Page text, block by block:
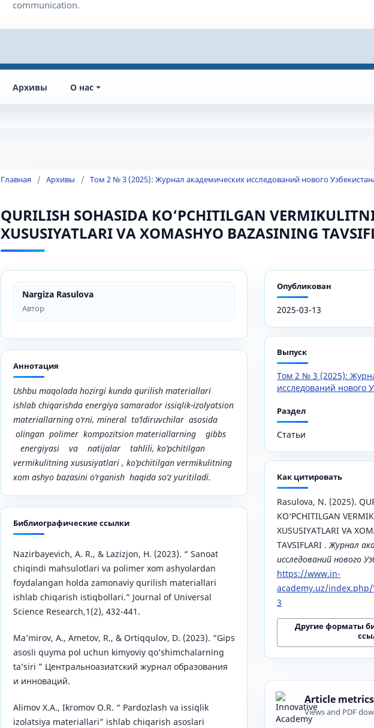
Архивы О нас
Главная / Архивы / Том 2 № 3 (2025): Журнал академических исследований нового
QURILISH SOHASIDA KO‘PCHITILGAN
XUSUSIYATLARI VA XOMASHYO BAZASINING
Nargiza Rasulova
Автор
Аннотация
Ushbu maqolada hozirgi kunda qurilish materiallari
ishlab chiqarishda energiya samarador issiqlik-izolyatsion
materiallarning o‘rni, mineral to‘ldiruvchilar asosida
olingan polimer kompozitsion materiallarning gibbs
energiyasi va natijalar tahlili, ko’pchitilgan
vermikulitning xususiyatlari , ko’pchitilgan vermikulitning
xom ashyo bazasini o’rganish haqida so’z yuritiladi.
Библиографические ссылки
Nazirbayevich, A. R., & Lazizjon, H. (2023). “ Sanoat
chiqindi mahsulotlari va polimer xom ashyolardan
foydalangan holda zamonaviy qurilish materiallari
ishlab chiqarish istiqbollari.” Journal of Universal
Science Research,1(2), 432-441.
Ma’mirov, A., Ametov, R., & Ortiqqulov, D. (2023). “Gips
asosli quyma pol uchun kimyoviy qo’shimchalarning
ta’siri ” Центральноазиатский журнал образования
и инноваций.
Alimov Х.А., Ikromov O.R. “ Pardozlash va issiqlik
izolatsiya materiallari” ishlab chiqarish asoslari
Опубликован
2025-03-13
Выпуск
Том 2 № 3 (2025):
исследований нового
Раздел
Статьи
Как цитировать
Rasulova, N. (2025).
KO‘PCHITILGAN
XUSUSIYATLARI VA
TAVSIFLARI .Журнал
исследований нового
https://www.in-
academy.uz/
3
Другие форматы
Article metrics
Views and PDF